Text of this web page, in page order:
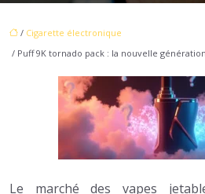
/ Cigarette électronique
/ Puff 9K tornado pack : la nouvelle
Le marché des vapes